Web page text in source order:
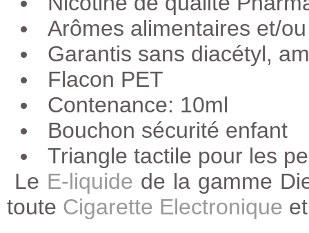
Arômes alimentaires et/
Garantis sans diacétyl,
Flacon PET
Contenance: 10ml
Bouchon sécurité enfant
Triangle tactile pour les
Le E-liquide de la gamme
toute Cigarette Electronique